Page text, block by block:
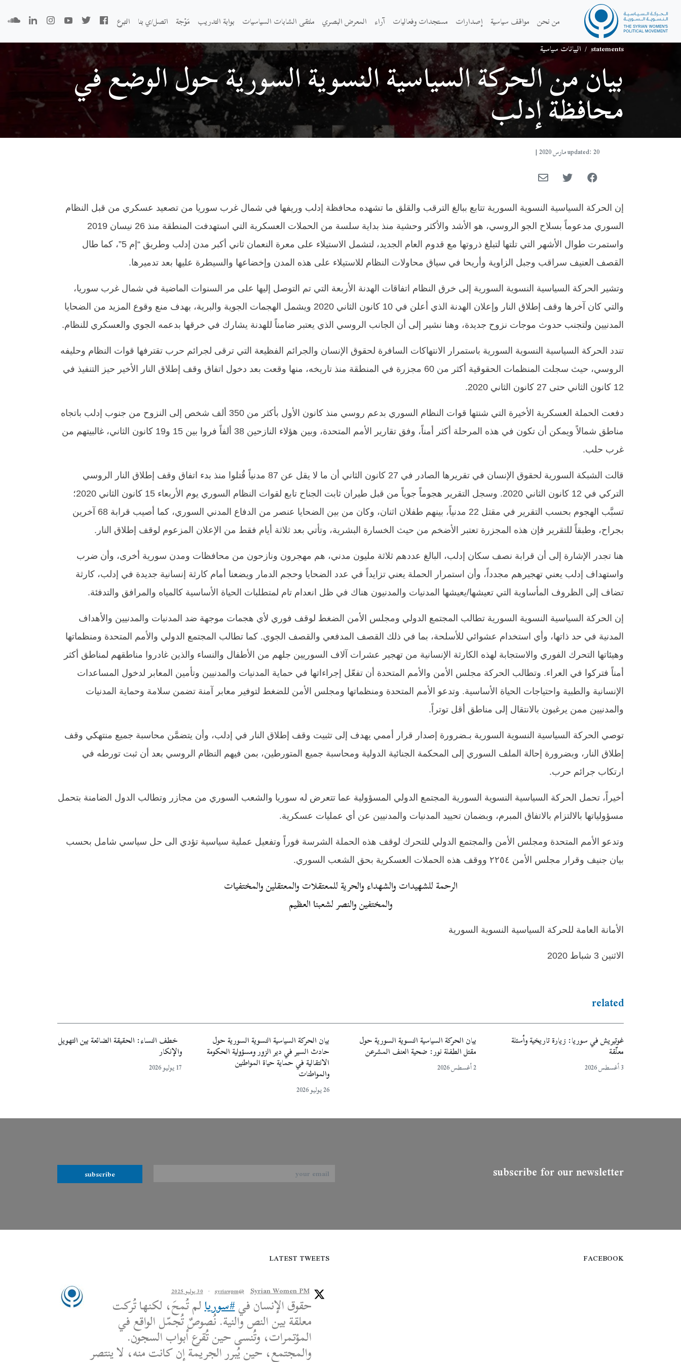
من نحن مواقف سياسية إصدارات مستجدات وفعاليات آراء المعرض البصري ملتقى الشابات السياسيات بوابة التدريب مَوْجة اتصل/ي بنا التبرع
statements
/ البيانات سياسية
بيان من الحركة السياسية النسوية السورية حول الوضع في
محافظة إدلب
updated: 20 مارس 2020 |
إن الحركة السياسية النسوية السورية تتابع ببالغ الترقب والقلق ما تشهده محافظة إدلب وريفها في شمال غرب سوريا منتصعيد عسكري من قبل النظام
السوري مدعوماً بسلاح الجو الروسي،
هو الأشد والأكثر وحشية منذ بداية سلسة من الحملات العسكرية التي استهدفت المنطقة منذ 26 نيسان 2019
واستمرت طوال الأشهر التي تلتها لتبلغ ذروتها مع قدوم العام الجديد، لتشمل الاستيلاء على معرة النعمان ثاني أكبر مدن إدلب وطريق “إم 5”
، كما طال
القصف العنيف سراقب وجبل الزاوية وأريحا في سياق محاولات النظام للاستيلاء على هذه المدن وإخضاعها والسيطرة عليها بعد تدميرها.
وتشير الحركة السياسية النسوية السورية إلى خرق النظام اتفاقات الهدنة الأربعة التي تم التوصل إليها على مر السنوات الماضية في شمال غرب سوريا،
والتي كان آخرها وقف إطلاق النار وإعلان الهدنة الذي أعلن في10 كانون الثاني 2020
ويشمل الهجمات الجوية والبرية، بهدف منع وقوع المزيد من الضحايا
المدنيين ولتجنب حدوث موجات نزوح جديدة، وهنا نشير إلى أن الجانب الروسي الذي يعتبر ضامناً للهدنة يشارك في خرقها بدعمه الجوي والعسكري للنظام.
تندد الحركة السياسية النسوية السورية باستمرار الانتهاكات السافرة لحقوق الإنسان والجرائم الفظيعة التي ترقى لجرائم حرب تقترفها قوات النظام وحليفه
الروسي، حيث سجلت المنظمات الحقوقية أكثر من60 مجزرة في المنطقة منذ تاريخه، منها وقعت بعد دخول اتفاق وقف إطلاق النار الأخير حيز التنفيذ في
12 كانون الثاني حتى 27 كانون الثاني
2020
.
دفعت الحملة العسكرية الأخيرة التي شنتها قوات النظام السوري بدعم روسي منذ كانون الأول بأكثر من 350 ألف شخص إلى النزوح من جنوب إدلب باتجاه
مناطق شمالاً ويمكن أن تكون في هذه المرحلة أكثر أمناً، وفق تقارير الأمم المتحدة،
وبين هؤلاء النازحين 38 ألفاً فروا بين 15 و19 كانون الثاني، غالبيتهم من
غرب حلب.
قالت الشبكة السورية لحقوق الإنسان في تقريرها الصادر في 27 كانون الثاني أن ما لا يقل عن 87 مدنياً قُتلوا منذ بدء اتفاق وقف إطلاق النار الروسي
التركي في 12 كانون الثاني 2020. وسجل التقرير هجوماً جوياً من قبل طيران ثابت الجناح تابع لقوات النظام السوري يوم الأربعاء 15 كانون الثاني 2020؛
تسبَّب الهجوم بحسب التقرير في مقتل 22 مدنياً، بينهم طفلان اثنان، وكان من بين الضحايا عنصر من الدفاع المدني السوري، كما أصيب قرابة 68 آخرين
بجراح، وطبقاً للتقرير فإن هذه المجزرة تعتبر الأضخم من حيث الخسارة البشرية، وتأتي بعد ثلاثة أيام فقط من الإعلان المزعوم لوقف إطلاق النار.
هنا تجدر الإشارة إلى أن قرابة نصف سكان إدلب، البالغ عددهم ثلاثة مليون مدني، هم مهجرون ونازحون من محافظات ومدن سورية أخرى، وأن ضرب
واستهداف إدلب يعني تهجيرهم مجدداً، وأن استمرار الحملة يعني تزايداً في عدد الضحايا وحجم الدمار ويضعنا أمام كارثة إنسانية جديدة في إدلب، كارثة
تضاف إلى الظروف المأساوية التي تعيشها/يعيشها المدنيات والمدنيون هناك في ظل انعدام تام لمتطلبات الحياة الأساسية كالمياه والمرافق والتدفئة.
إن الحركة السياسية النسوية السورية تطالب المجتمع الدولي ومجلس الأمن الضغط لوقف فوري لأي هجمات موجهة ضد المدنيات والمدنيين والأهداف
المدنية في حد ذاتها، وأي استخدام عشوائي للأسلحة، بما في ذلك القصف المدفعي والقصف الجوي. كما تطالب المجتمع الدولي والأمم المتحدة ومنظماتها
وهيئاتها التحرك الفوري والاستجابة لهذه الكارثة الإنسانية من تهجير عشرات آلاف السوريين جلهم من الأطفال والنساء والذين غادروا مناطقهم لمناطق أكثر
أمناً فتركوا في العراء. وتطالب الحركة مجلس الأمن والأمم المتحدة أن تفعّل إجراءاتها في حماية المدنيات والمدنيين وتأمين المعابر لدخول المساعدات
الإنسانية والطبية واحتياجات الحياة الأساسية. وتدعو الأمم المتحدة ومنظماتها ومجلس الأمن للضغط لتوفير معابر آمنة تضمن سلامة وحماية المدنيات
والمدنيين ممن يرغبون بالانتقال إلى مناطق أقل توتراً.
توصي الحركة السياسية النسوية السورية بـضرورة إصدار قرار أممي يهدف إلى تثبيت وقف إطلاق النار في إدلب، وأن يتضمَّن محاسبة جميع منتهكي وقف
إطلاق النار، وبضرورة إحالة الملف السوري إلى المحكمة الجنائية الدولية ومحاسبة جميع المتورطين، بمن فيهم النظام الروسي بعد أن ثبت تورطه في
ارتكاب جرائم حرب.
أخيراً، تحمل الحركة السياسية النسوية السورية المجتمع الدولي المسؤولية عما تتعرض له سوريا والشعب السوري من مجازر وتطالب الدول الضامنة بتحمل
مسؤولياتها بالالتزام بالاتفاق المبرم، وبضمان تحييد المدنيات والمدنيين عن أي عمليات عسكرية.
وتدعو الأمم المتحدة ومجلس الأمن والمجتمع الدولي للتحرك لوقف هذه الحملة الشرسة فوراً وتفعيل عملية سياسية تؤدي الى حل سياسي شامل بحسب
بيان جنيف وقرار مجلس الأمن ٢٢٥٤ ووقف هذه الحملات العسكرية بحق الشعب السوري.
الرحمة للشهيدات والشهداء والحرية للمعتقلات والمعتقلين والمختفيات
والمختفين والنصر لشعبنا العظيم
الأمانة العامة للحركة السياسية النسوية السورية
الاثنين 3 شباط 2020
related
غوتيريش في سوريا: زيارة تاريخية وأسئلة
معلّقة
3 أغسطس 2026
بيان الحركة السياسية النسوية السورية حول
مقتل الطفلة نور: ضحية العنف المشرعن
2 أغسطس 2026
بيان الحركة السياسية النسوية السورية حول
حادث السير في دير الزور ومسؤولية الحكومة
الانتقالية في حماية حياة المواطنين
والمواطنات
26 يوليو 2026
خطف النساء: الحقيقة الضائعة بين التهويل
والإنكار
17 يوليو 2026
subscribe for our newsletter
subscribe
FACEBOOK
LATEST TWEETS
Syrian Women PM
@syriawpm
· 30 يوليو 2025
حقوق الإنسان في#سوريالم تُمحَ، لكنها تُركت
معلقة بين النص والنية. نُصوصٌ تُجمّل الواقع في
المؤتمرات، وتُنسى حين تُقرع أبواب السجون.
والمجتمع، حين يُبرر الجريمة إن كانت منه، لا ينتصر